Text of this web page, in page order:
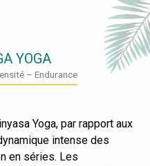
YOGA
– Endurance
Yoga, par rapport aux
intense des
en séries. Les